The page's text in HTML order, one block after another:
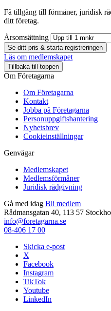
Få tillgång till förmåner, juridisk
ditt företag.
Årsomsättning
Se ditt pris & starta registreringen
Läs om medlemskapet
Tillbaka till toppen
Om Företagarna
Om Företagarna
Kontakt
Jobba på Företagarna
Personuppgiftshantering
Nyhetsbrev
Cookieinställningar
Genvägar
Medlemskapet
Medlemsförmåner
Juridisk rådgivning
Gå med idag Bli medlem
Rådmansgatan 40, 113 57
info@foretagarna.se
08-406 17 00
Skicka e-post
X
Facebook
Instagram
TikTok
Youtube
LinkedIn